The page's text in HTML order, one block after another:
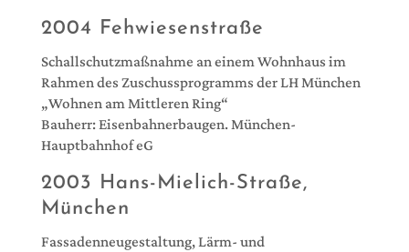
2004 Fehwiesenstraße
Schallschutzmaßnahme an einem Wohnhaus im
Rahmen des Zuschussprogramms der LH München
„Wohnen am Mittleren Ring“
Bauherr: Eisenbahnerbaugen. München-
Hauptbahnhof eG
2003 Hans-Mielich-Straße,
München
Fassadenneugestaltung, Lärm- und